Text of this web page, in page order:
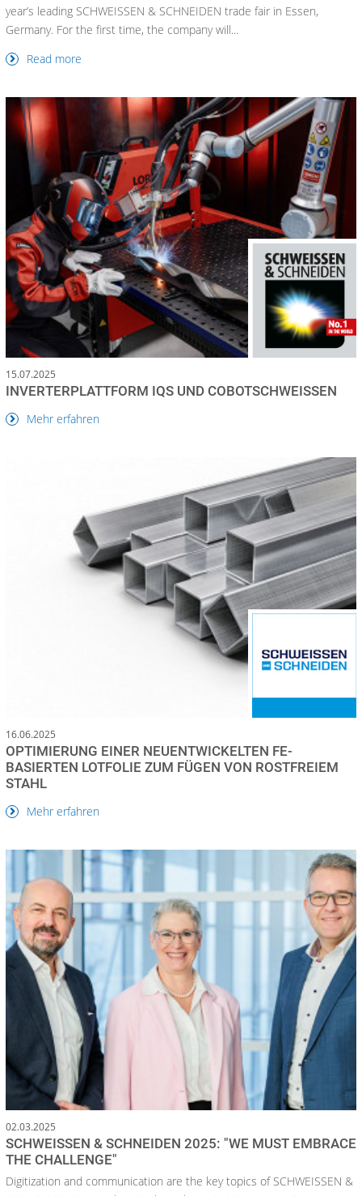
year’s leading SCHWEISSEN & SCHNEIDEN trade fair in Essen,
Germany. For the first time, the company will...
Read more
15.07.2025
INVERTERPLATTFORM IQS UND COBOTSCHWEISSEN
Mehr erfahren
16.06.2025
OPTIMIERUNG EINER NEUENTWICKELTEN FE-
BASIERTEN LOTFOLIE ZUM FÜGEN VON ROSTFREIEM
STAHL
Mehr erfahren
02.03.2025
SCHWEISSEN & SCHNEIDEN 2025: "WE MUST EMBRACE
THE CHALLENGE"
Digitization and communication are the key topics of SCHWEISSEN &